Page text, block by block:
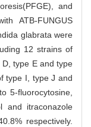
and
ATB-FUNGUS
glabrata were
12 strains of
type E and type
type I, type J and
5-fluorocytosine,
and itraconazole
respectively.